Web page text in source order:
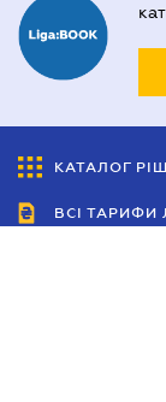
КАТАЛОГ
ВСІ ТАРИФИ